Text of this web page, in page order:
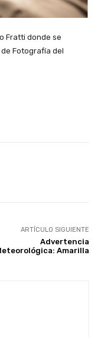
Fratti donde se
Fotografía del
ARTÍCULO SIGUIENTE
Advertencia
Amarilla